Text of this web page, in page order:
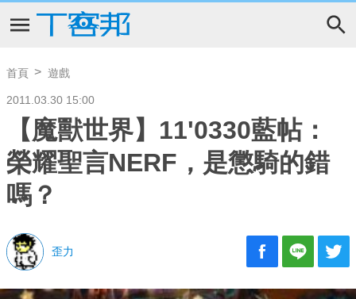
首頁 遊戲
2011.03.30 15:00
【魔獸世界】11'0330藍帖：
榮耀聖言NERF，是懲騎的錯
嗎？
歪力